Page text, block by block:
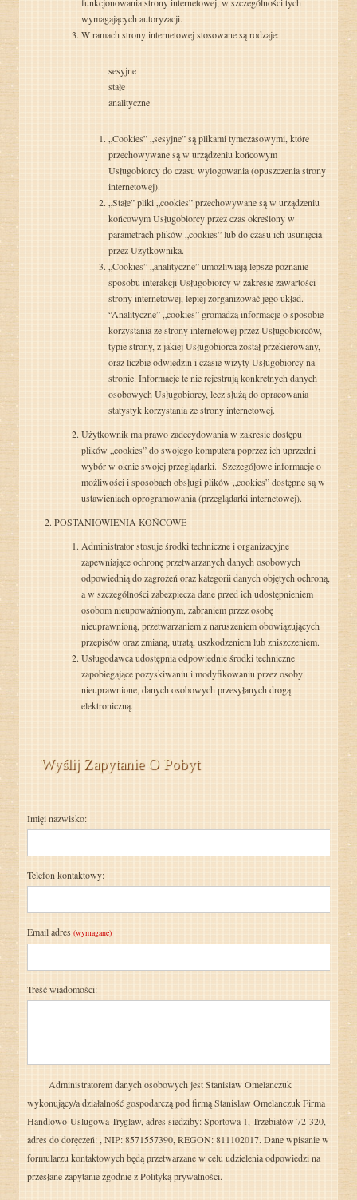
wymagających autoryzacji.
W ramach strony internetowej stosowane są rodzaje:
sesyjne
stałe
analityczne
„Cookies” „sesyjne” są plikami tymczasowymi, które
przechowywane są w urządzeniu końcowym
Usługobiorcy do czasu wylogowania (opuszczenia strony
internetowej).
„Stałe” pliki „cookies” przechowywane są w urządzeniu
końcowym Usługobiorcy przez czas określony w
parametrach plików „cookies” lub do czasu ich usunięcia
przez Użytkownika.
„Cookies” „analityczne” umożliwiają lepsze poznanie
sposobu interakcji Usługobiorcy w zakresie zawartości
strony internetowej, lepiej zorganizować jego układ.
“Analityczne” „cookies” gromadzą informacje o sposobie
korzystania ze strony internetowej przez Usługobiorców,
typie strony, z jakiej Usługobiorca został przekierowany,
oraz liczbie odwiedzin i czasie wizyty Usługobiorcy na
stronie. Informacje te nie rejestrują konkretnych danych
osobowych Usługobiorcy, lecz służą do opracowania
statystyk korzystania ze strony internetowej.
Użytkownik ma prawo zadecydowania w zakresie dostępu
plików „cookies” do swojego komputera poprzez ich uprzedni
wybór w oknie swojej przeglądarki. Szczegółowe informacje o
możliwości i sposobach obsługi plików „cookies” dostępne są w
ustawieniach oprogramowania (przeglądarki internetowej).
POSTANIOWIENIA KOŃCOWE
Administrator stosuje środki techniczne i organizacyjne
zapewniające ochronę przetwarzanych danych osobowych
odpowiednią do zagrożeń oraz kategorii danych objętych ochroną,
a w szczególności zabezpiecza dane przed ich udostępnieniem
osobom nieupoważnionym, zabraniem przez osobę
nieuprawnioną, przetwarzaniem z naruszeniem obowiązujących
przepisów oraz zmianą, utratą, uszkodzeniem lub zniszczeniem.
Usługodawca udostępnia odpowiednie środki techniczne
zapobiegające pozyskiwaniu i modyfikowaniu przez osoby
nieuprawnione, danych osobowych przesyłanych drogą
elektroniczną.
Wyślij Zapytanie O Pobyt
Imięi nazwisko:
Telefon kontaktowy:
Email adres (wymagane)
Treść wiadomości:
Administratorem danych osobowych jest Stanislaw Omelanczuk
wykonujący/a działalność gospodarczą pod firmą Stanislaw Omelanczuk Firma
Handlowo-Uslugowa Tryglaw, adres siedziby: Sportowa 1, Trzebiatów 72-320,
adres do doręczeń: , NIP: 8571557390, REGON: 811102017. Dane wpisanie w
formularzu kontaktowych będą przetwarzane w celu udzielenia odpowiedzi na
przesłane zapytanie zgodnie zPolityką prywatności.